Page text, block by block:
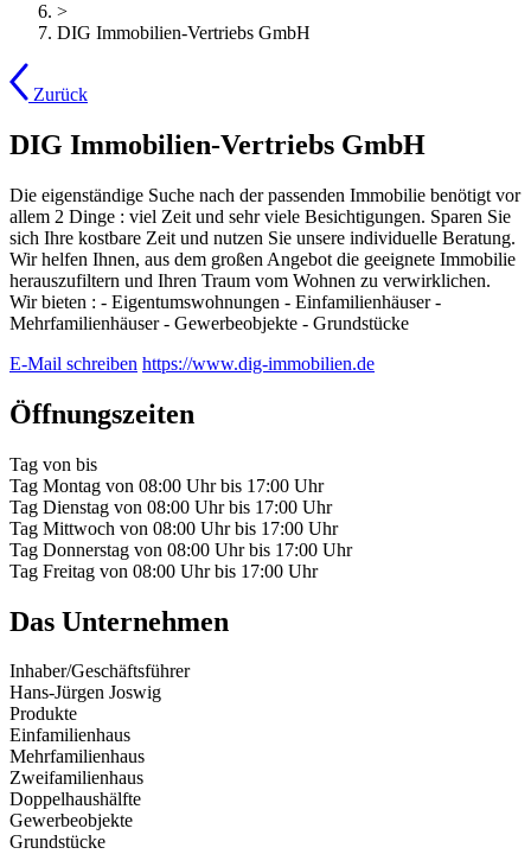
>
DIG Immobilien-Vertriebs GmbH
Zurück
DIG Immobilien-Vertriebs GmbH
Die eigenständige Suche nach der passenden Immobilie benötigt vor
allem 2 Dinge : viel Zeit und sehr viele Besichtigungen. Sparen Sie
sich Ihre kostbare Zeit und nutzen Sie unsere individuelle Beratung.
Wir helfen Ihnen, aus dem großen Angebot die geeignete Immobilie
herauszufiltern und Ihren Traum vom Wohnen zu verwirklichen.
Wir bieten : - Eigentumswohnungen - Einfamilienhäuser -
Mehrfamilienhäuser - Gewerbeobjekte - Grundstücke
E-Mail schreiben https://www.dig-immobilien.de
Öffnungszeiten
Tag von bis
Tag Montag von 08:00 Uhr bis 17:00 Uhr
Tag Dienstag von 08:00 Uhr bis 17:00 Uhr
Tag Mittwoch von 08:00 Uhr bis 17:00 Uhr
Tag Donnerstag von 08:00 Uhr bis 17:00 Uhr
Tag Freitag von 08:00 Uhr bis 17:00 Uhr
Das Unternehmen
Inhaber/Geschäftsführer
Hans-Jürgen Joswig
Produkte
Einfamilienhaus
Mehrfamilienhaus
Zweifamilienhaus
Doppelhaushälfte
Gewerbeobjekte
Grundstücke